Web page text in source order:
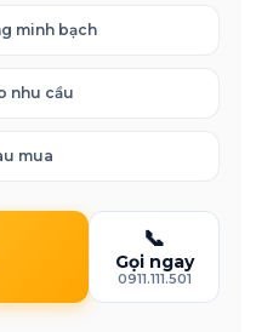
minh bạch
nhu cầu
mua
📞
Gọi ngay
0911.111.501